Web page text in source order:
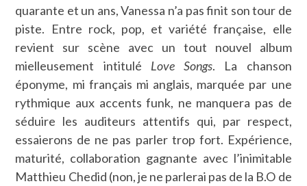
quarante et un ans, Vanessa n’a pas finit son tour de
piste. Entre rock, pop, et variété française, elle
revient sur scène avec un tout nouvel album
mielleusement intitulé Love Songs. La chanson
éponyme, mi français mi anglais, marquée par une
rythmique aux accents funk, ne manquera pas de
séduire les auditeurs attentifs qui, par respect,
essaierons de ne pas parler trop fort. Expérience,
maturité, collaboration gagnante avec l’inimitable
Matthieu Chedid (non, je ne parlerai pas de la B.O de